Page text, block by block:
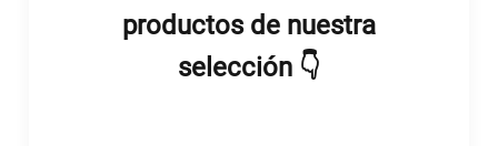
productos de nuestra
selección 👇